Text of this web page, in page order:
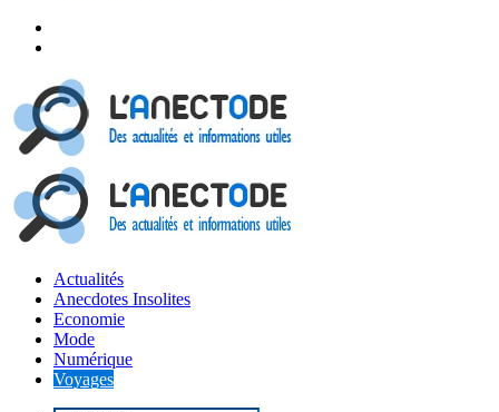
Menu
Actualités
Anecdotes Insolites
Economie
Mode
Numérique
Voyages